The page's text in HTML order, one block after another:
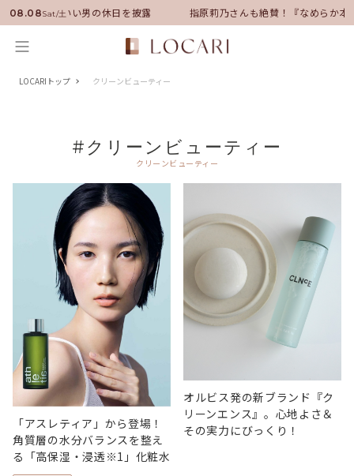
08.08Sat/土
ーに就任！いい男の休日を披露 指原莉乃さんも絶賛！『なめらか本
LOCARIトップ クリーンビューティー
#クリーンビューティー
クリーンビューティー
「アスレティア」から登場！
角質層の水分バランスを整え
る「高保湿・浸透※1」化粧水
オルビス発の新ブランド『ク
リーンエンス』。心地よさ＆
その実力にびっくり！